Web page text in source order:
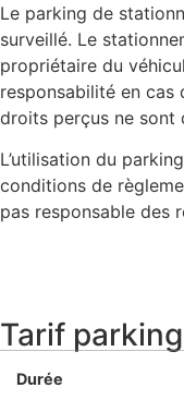
Le parking de
surveillé. Le
propriétaire du
responsabilité en
droits perçus ne sont
L’utilisation du
conditions de
pas responsable des
Tarif parking
Durée